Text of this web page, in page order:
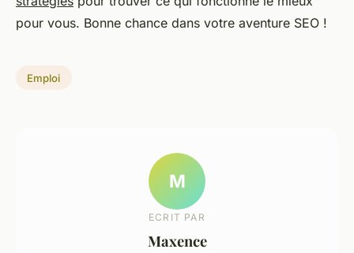
pour vous. Bonne chance dans votre aventure SEO !
Emploi
M
ECRIT PAR
Maxence